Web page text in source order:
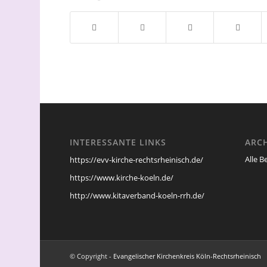
INTERESSANTE LINKS
https://evv-kirche-rechtsrheinisch.de/
https://www.kirche-koeln.de/
http://www.kitaverband-koeln-rrh.de/
Alle
© Copyright - Evangelischer Kirchenkreis Köln-Rechtsrheinisch